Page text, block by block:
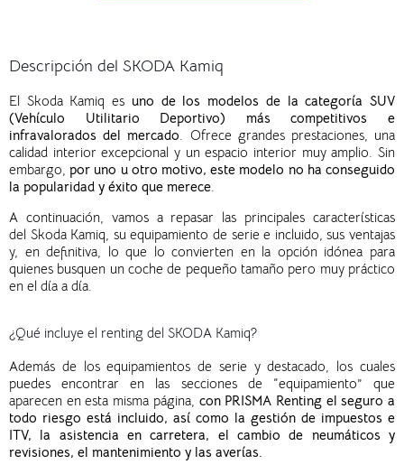
Descripción del SKODA Kamiq
El Skoda Kamiq es uno de los modelos de la categoría SUV
(Vehículo Utilitario Deportivo) más competitivos e
infravalorados del mercado. Ofrece grandes prestaciones, una
calidad interior excepcional y un espacio interior muy amplio. Sin
embargo,por uno u otro motivo, este modelo no ha conseguido
la popularidad y éxito que merece.
A continuación, vamos a repasar las principales características
del Skoda Kamiq, su equipamiento de serie e incluido, sus ventajas
y, en definitiva, lo que lo convierten en la opción idónea para
quienes busquen un coche de pequeño tamaño pero muy práctico
en el día a día.
¿Qué incluye el renting del SKODA Kamiq?
Además de los equipamientos de serie y destacado, los cuales
puedes encontrar en las secciones de “equipamiento” que
aparecen en esta misma página, con PRISMA Renting el seguro a
todo riesgo está incluido, así como la gestión de impuestos e
ITV, la asistencia en carretera, el cambio de neumáticos y
revisiones, el mantenimiento y las averías.